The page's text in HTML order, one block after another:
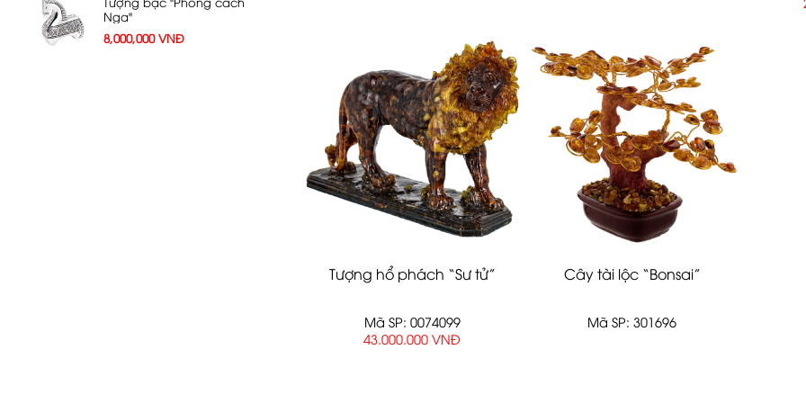
Nga"
8,000,000VNĐ
Tượng hổ phách “Sư tử”
Mã SP: 0074099
43.000.000 VNĐ
Cây tài lộc “Bonsai”
Mã SP: 301696